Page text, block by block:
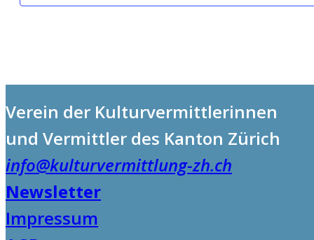
Verein der Kulturvermittlerinnen
und Vermittler des Kanton Zürich
info@kulturvermittlung-zh.ch
Newsletter
Impressum